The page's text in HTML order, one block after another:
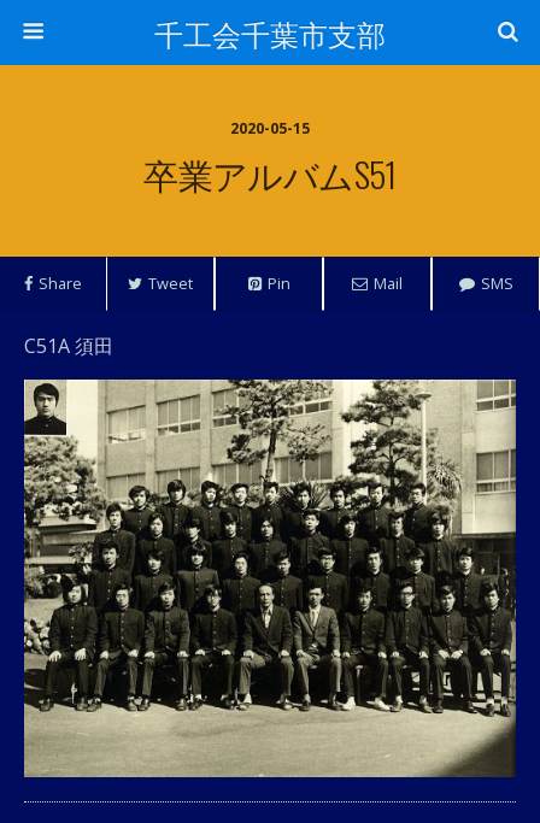
千工会千葉市支部
2020-05-15
卒業アルバムS51
Share Tweet Pin Mail SMS
C51A 須田